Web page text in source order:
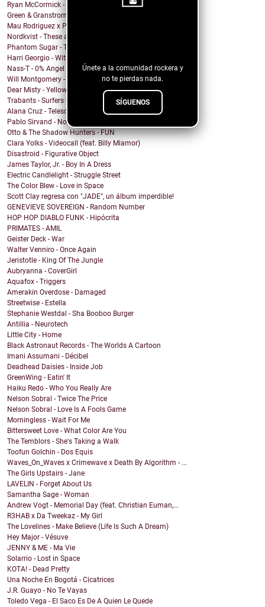
Únete a la comunidad rockera y
no te pierdas nada.
SÍGUENOS
Ryan McCormick - Sonic Boom
Green & Granstrom - Only Summer
Mau Rodriguez x Perfecto Mando x Grupo la Union - ...
Nordkvist - These are the days
Phantom Sugar - Too Psycho
Harri Georgio - With the Lights On
Nass-T - 0% Angel
Will Montgomery - Last Man Standing
Dear Misty - Yellow Cadillac
Trabants - Surfers On Acid
Alana Cruz - Telescope
Pablo Sirvand - No soy
Otto & The Shadow Hunters - FUN
Clara Yolks - Videocall (feat. Billy Miamor)
Disastroid - Figurative Object
James Taylor, Jr. - Boy In A Dress
Electric Candlelight - Struggle Street
The Color Blew - Love in Space
Scott Clay regresa con "JADE", un álbum imperdible!
GENEVIEVE SOVEREIGN - Random Number
HOP HOP DIABLO FUNK - Hipócrita
PRIMATES - AMIL
Geister Deck - War
Walter Venniro - Once Again
Jeristotle - King Of The Jungle
Aubryanna - CoverGirl
Aquafox - Triggers
Amerakin Overdose - Damaged
Streetwise - Estella
Stephanie Westdal - Sha Booboo Burger
Antillia - Neurotech
Little City - Home
Black Astronaut Records - The Worlds A Cartoon
Imani Assumani - Décibel
Deadhead Daisies - Inside Job
GreenWing - Eatin' It
Haiku Redo - Who You Really Are
Nelson Sobral - Twice The Price
Nelson Sobral - Love Is A Fools Game
Morningless - Wait For Me
Bittersweet Love - What Color Are You
The Temblors - She's Taking a Walk
Toofun Golchin - Dos Equis
Waves_On_Waves x Crimewave x Death By Algorithm - ...
The Girls Upstairs - Jane
LAVELIN - Forget About Us
Samantha Sage - Woman
Andrew Vogt - Memorial Day (feat. Christian Euman,...
R3HAB x Da Tweekaz - My Girl
The Lovelines - Make Believe (Life Is Such A Dream)
Hey Major - Vésuve
JENNY & ME - Ma Vie
Solarrio - Lost in Space
KOTA! - Dead Pretty
Una Noche En Bogotá - Cicatrices
J.R. Guayo - No Te Vayas
Toledo Vega - El Saco Es De A Quien Le Quede